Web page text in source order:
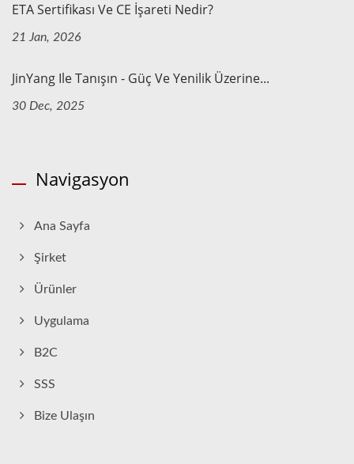
ETA Sertifikası Ve CE İşareti Nedir?
21 Jan, 2026
JinYang Ile Tanışın - Güç Ve Yenilik Üzerine...
30 Dec, 2025
Navigasyon
Ana Sayfa
Şirket
Ürünler
Uygulama
B2C
SSS
Bize Ulaşın